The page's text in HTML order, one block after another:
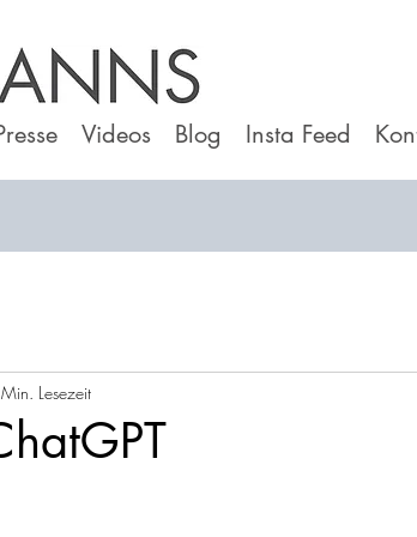
Videos Blog Insta Feed
Lesezeit